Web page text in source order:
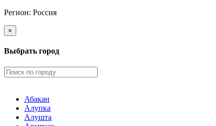
Регион: Россия
×
Выбрать город
Абакан
Алупка
Алушта